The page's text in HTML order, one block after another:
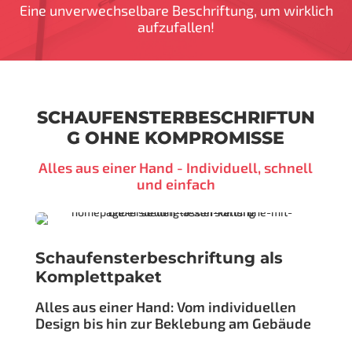
Eine unverwechselbare Beschriftung, um wirklich
aufzufallen!
SCHAUFENSTERBESCHRIFTUN
G OHNE KOMPROMISSE
Alles aus einer Hand - Individuell, schnell
und einfach
Schaufensterbeschriftung als
Komplettpaket
Alles aus einer Hand: Vom individuellen
Design bis hin zur Beklebung am Gebäude